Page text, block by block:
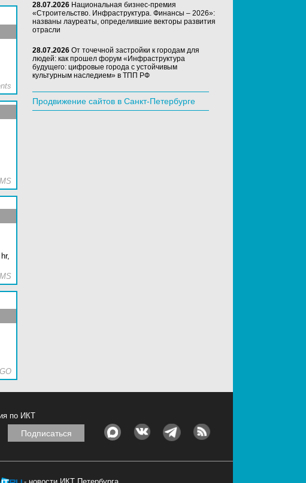
28.07.2026 Национальная бизнес-премия
«Строительство. Инфраструктура. Финансы – 2026»:
названы лауреаты, определившие векторы развития
отрасли
28.07.2026 От точечной застройки к городам для
людей: как прошел форум «Инфраструктура
будущего: цифровые города с устойчивым
культурным наследием» в ТПП РФ
Продвижение сайтов в Санкт-Петербурге
по ИКТ
- новости ИКТ Петербурга